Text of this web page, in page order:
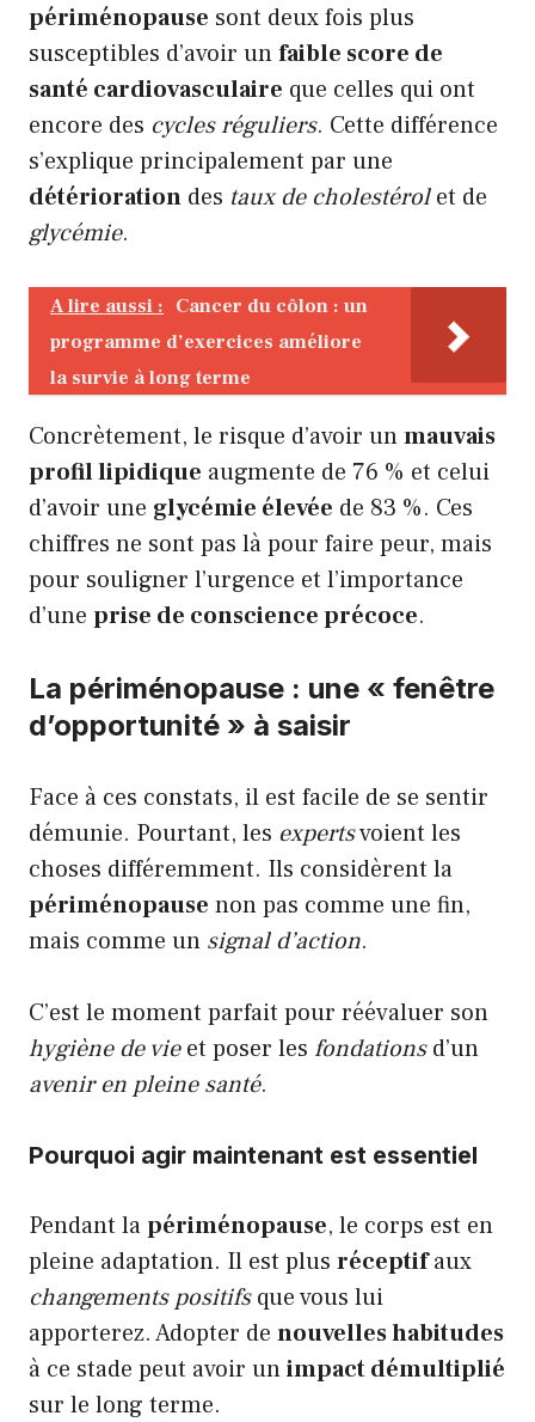
périménopause sont deux fois plus
susceptibles d’avoir unfaible score de
santé cardiovasculaire que celles qui ont
encore des cycles réguliers. Cette différence
s’explique principalement par une
détérioration des taux de cholestérolet de
glycémie.
A lire aussi : Cancer du côlon : un
programme d’exercices améliore
la survie à long terme
Concrètement, le risque d’avoir unmauvais
profil lipidique augmente de 76 % et celui
d’avoir une glycémie élevée de 83 %. Ces
chiffres ne sont pas là pour faire peur, mais
pour souligner l’urgence et l’importance
d’une prise de conscience précoce.
La périménopause : une « fenêtre
d’opportunité » à saisir
Face à ces constats, il est facile de se sentir
démunie. Pourtant, les expertsvoient les
choses différemment. Ils considèrent la
périménopause non pas comme une fin,
mais comme un signal d’action.
C’est le moment parfait pour réévaluer son
hygiène de vieet poser les fondationsd’un
avenir en pleine santé.
Pourquoi agir maintenant est essentiel
Pendant lapériménopause, le corps est en
pleine adaptation. Il est plus réceptifaux
changements positifsque vous lui
apporterez. Adopter de nouvelles habitudes
à ce stade peut avoir unimpact démultiplié
sur le long terme.